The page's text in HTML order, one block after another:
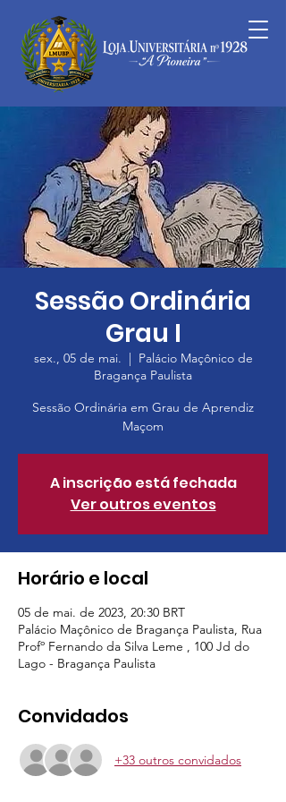
Sessão Ordinária
Grau I
sex., 05 de mai.
  |
Palácio Maçônico de
Bragança Paulista
Sessão Ordinária em Grau de Aprendiz
Maçom
A inscrição está fechada
Ver outros eventos
Horário e local
05 de mai. de 2023, 20:30 BRT
Palácio Maçônico de Bragança Paulista, Rua
Profº Fernando da Silva Leme , 100 Jd do
Lago - Bragança Paulista
Convidados
+33 outros convidados